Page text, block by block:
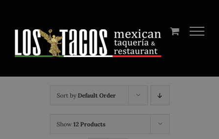
content
Sort by Default Order
Show 12 Products